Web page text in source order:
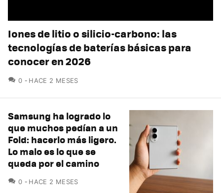
Iones de litio o silicio-carbono: las
tecnologías de baterías básicas para
conocer en 2026
0 COMENTARIOS
HACE 2 MESES
Samsung ha logrado lo
que muchos pedían a un
Fold: hacerlo más ligero.
Lo malo es lo que se
queda por el camino
0 COMENTARIOS
HACE 2 MESES